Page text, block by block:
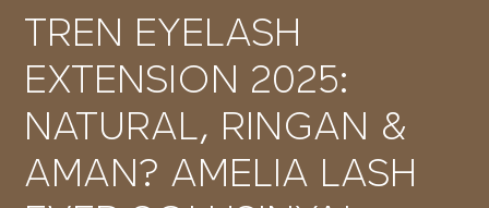
TREN EYELASH
EXTENSION 2025:
NATURAL, RINGAN &
AMAN? AMELIA LASH